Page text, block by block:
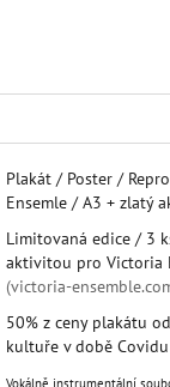
Plakát / Poster /
Ensemle / A3 + zlatý
Limitovaná edice / 3
aktivitou pro Victoria
(victoria-
50% z ceny plakátu
kultuře v době Covidu
Vokálně instrumentální